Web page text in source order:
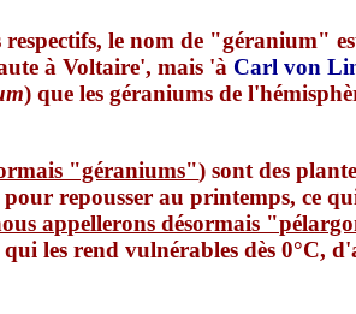
le nom de "géranium"
à Voltaire', mais 'à Carl von
) que les géraniums de
"géraniums") sont des
repousser au printemps, ce
appellerons désormais
les rend vulnérables dès 0°C,